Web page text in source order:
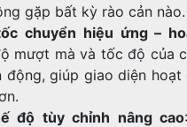
gặp bất kỳ rào cản nào.
chuyển hiệu ứng –
mượt mà và tốc độ của
động, giúp giao diện hoạt
độ tùy chỉnh nâng cao